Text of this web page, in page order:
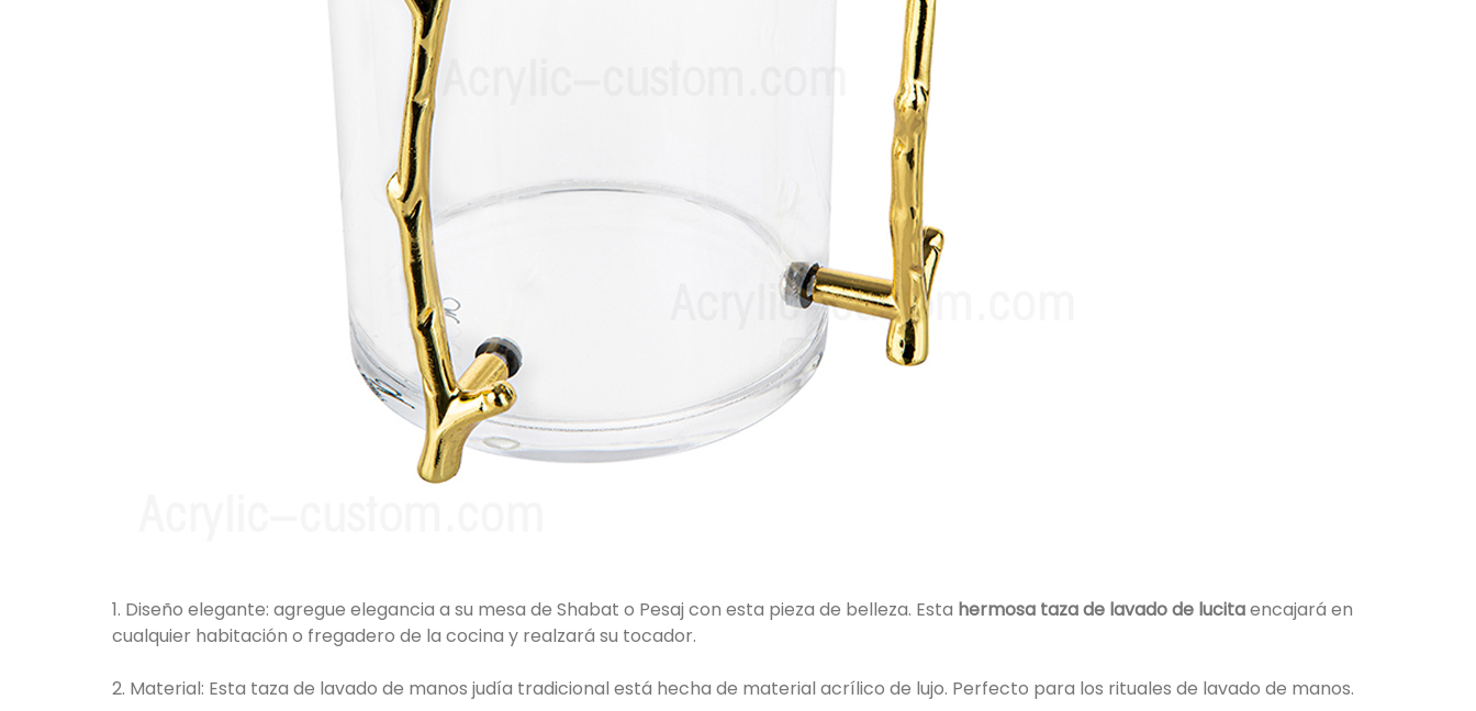
1. Diseño elegante: agregue elegancia a su mesa de Shabat o Pesaj con esta pieza de belleza. Esta hermosa taza de lavado de lucitaencajará en
cualquier habitación o fregadero de la cocina y realzará su tocador.
2. Material: Esta taza de lavado de manos judía tradicional está hecha de material acrílico de lujo. Perfecto para los rituales de lavado de manos.